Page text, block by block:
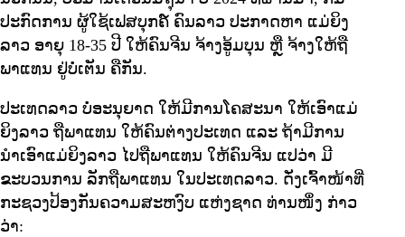
ປະກົດການ ຜູ້ໃຊ້ເຟສບຸກຄ໌ ຄົນລາວ ປະກາດຫາ ແມ່ຍິງ
ລາວ ອາຍຸ 18-35 ປີ ໃຫ້ຄົນຈີນ ຈ້າງອູ້ມບຸນ ຫຼື ຈ້າງໃຫ້ຖື
ພາແທນ ຢູ່ບໍ່ເຕັນ ຄືກັນ.
ປະເທດລາວ ບໍ່ອະນຸຍາດ ໃຫ້ມີການໂຄສະນາ ໃຫ້ເອົາແມ່
ຍິງລາວ ຖືພາແທນ ໃຫ້ຄົນຕ່າງປະເທດ ແລະ ຖ້າມີການ
ນໍາເອົາແມ່ຍິງລາວ ໄປຖືພາແທນ ໃຫ້ຄົນຈີນ ແປວ່າ ມີ
ຂະບວນການ ລັກຖືພາແທນ ໃນປະເທດລາວ. ດັ່ງເຈົ້າໜ້າທີ່
ກະຊວງປ້ອງກັນຄວາມສະຫງົບ ແຫ່ງຊາດ ທ່ານໜຶ່ງ ກ່າວ
ວ່າ: